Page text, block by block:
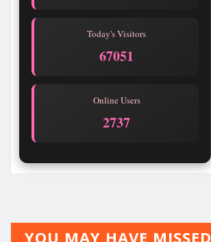
Today's Visitors
67051
Online Users
2737
YOU MAY HAVE MISSED